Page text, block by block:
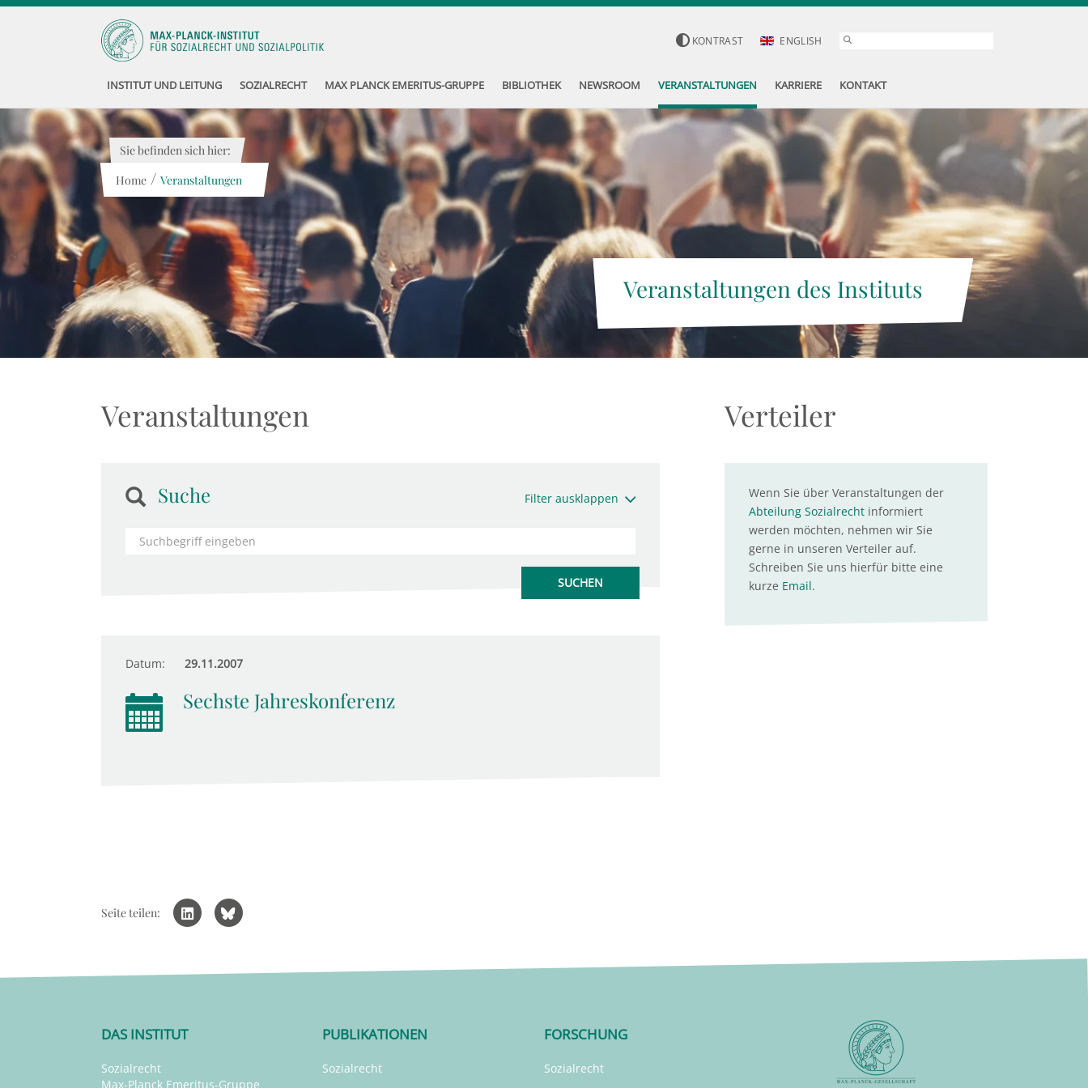
KONTRAST ENGLISH
INSTITUT UND LEITUNG SOZIALRECHT MAX PLANCK EMERITUS-GRUPPE BIBLIOTHEK NEWSROOM VERANSTALTUNGEN KARRIERE KONTAKT
Veranstaltungen des Instituts
Sie befinden sich hier:
Home / Veranstaltungen
Veranstaltungen
Suche Filter ausklappen
Datum: 29.11.2007
Sechste Jahreskonferenz
Verteiler
Wenn Sie über Veranstaltungen der
Abteilung Sozialrechtinformiert
werden möchten, nehmen wir Sie
gerne in unseren Verteiler auf.
Schreiben Sie uns hierfür bitte eine
kurze Email.
Seite teilen:
DAS INSTITUT
Sozialrecht
Max-Planck Emeritus-Gruppe
PUBLIKATIONEN
Sozialrecht
FORSCHUNG
Sozialrecht